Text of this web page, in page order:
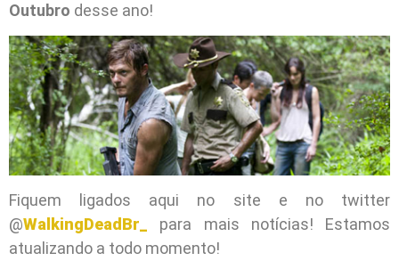
Outubro desse ano!
Fiquem ligados aqui no site e no twitter
@WalkingDeadBr_
para mais notícias! Estamos
atualizando a todo momento!